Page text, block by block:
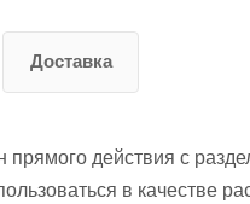
Доставка
действия с
в качестве